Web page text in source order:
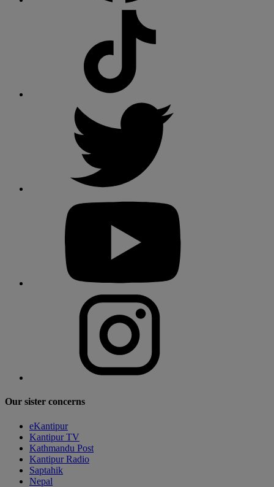
Our sister concerns
eKantipur
Kantipur TV
Kathmandu Post
Kantipur Radio
Saptahik
Nepal